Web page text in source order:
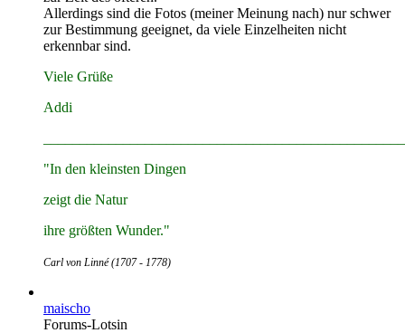
Allerdings sind die Fotos (meiner Meinung nach) nur schwer
zur Bestimmung geeignet, da viele Einzelheiten nicht
erkennbar sind.
Viele Grüße
Addi
"In den kleinsten Dingen
zeigt die Natur
ihre größten Wunder."
Carl von Linné (1707 - 1778)
maischo
Forums-Lotsin